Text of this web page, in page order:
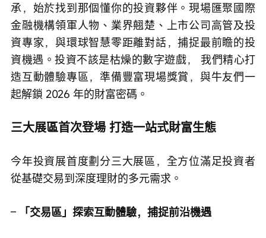
承，始於找到那個懂你的投資夥伴。現場匯聚國際
金融機構領軍人物、業界翹楚、上市公司高管及投
資專家，與環球智慧零距離對話，捕捉最前瞻的投
資機遇。投資不該是枯燥的數字遊戲， 我們精心打
造互動體驗專區，準備豐富現場獎賞，與牛友們一
起解鎖 2026 年的財富密碼。
三大展區首次登場 打造一站式財富生態
今年投資展首度劃分三大展區，全方位滿足投資者
從基礎交易到深度理財的多元需求。
– 「交易區」探索互動體驗，捕捉前沿機遇